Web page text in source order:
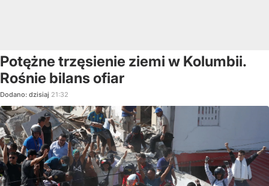
Potężne trzęsienie ziemi w Kolumbii.
Rośnie bilans ofiar
Dodano: dzisiaj 21:32